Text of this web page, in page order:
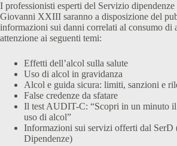
I professionisti esperti del Servizio dipendenze
Giovanni XXIII saranno a disposizione del
informazioni sui danni correlati al consumo di
attenzione ai seguenti temi:
Effetti dell’alcol sulla salute
Uso di alcol in gravidanza
Alcol e guida sicura: limiti, sanzioni e
False credenze da sfatare
Il test AUDIT-C: “Scopri in un minuto
uso di alcol”
Informazioni sui servizi offerti dal SerD
Dipendenze)